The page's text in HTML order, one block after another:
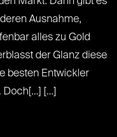
Ausnahme,
alles zu Gold
der Glanz diese
besten Entwickler
[...]